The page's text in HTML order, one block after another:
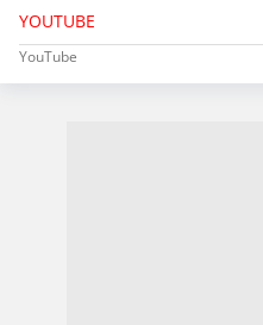
YOUTUBE
YouTube